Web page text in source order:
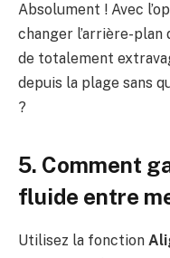
Absolument ! Avec
changer l’arrière-plan
de totalement
depuis la plage sans
?
5. Comment
fluide entre
Utilisez la fonction